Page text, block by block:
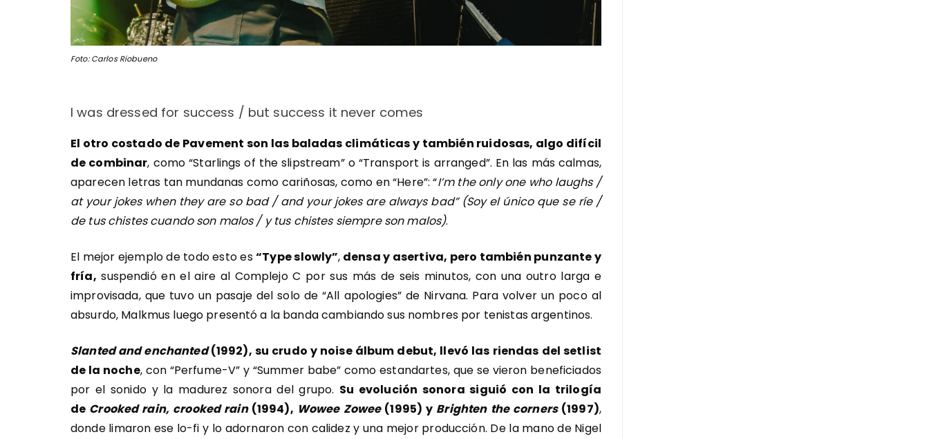
Foto: Carlos Riobueno
I was dressed for success / but success it never comes
El otro costado de Pavement son las baladas climáticas y también ruidosas, algo difícil
de combinar, como “Starlings of the slipstream” o “Transport is arranged”. En las más calmas,
aparecen letras tan mundanas como cariñosas, como en “Here”: “I’m the only one who laughs /
at your jokes when they are so bad / and your jokes are always bad” (Soy el único que se ríe /
de tus chistes cuando son malos / y tus chistes siempre son malos).
El mejor ejemplo de todo esto es“Type slowly”, densa y asertiva, pero también punzante y
fría, suspendió en el aire al Complejo C por sus más de seis minutos, con una outro larga e
improvisada, que tuvo un pasaje del solo de “All apologies” de Nirvana. Para volver un poco al
absurdo, Malkmus luego presentó a la banda cambiando sus nombres por tenistas argentinos.
Slanted and enchanted(1992), su crudo y noise álbum debut, llevó las riendas del setlist
de la noche, con “Perfume-V” y “Summer babe” como estandartes, que se vieron beneficiados
por el sonido y la madurez sonora del grupo. Su evolución sonora siguió con la trilogía
de Crooked rain, crooked rain (1994), Wowee Zowee (1995) y Brighten the corners(1997),
donde limaron ese lo-fi y lo adornaron con calidez y una mejor producción. De la mano de Nigel